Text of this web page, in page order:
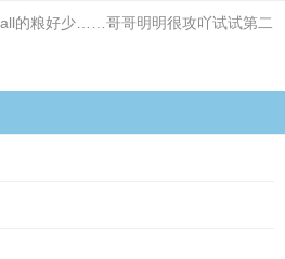
all的粮好少……哥哥明明很攻吖试试第二